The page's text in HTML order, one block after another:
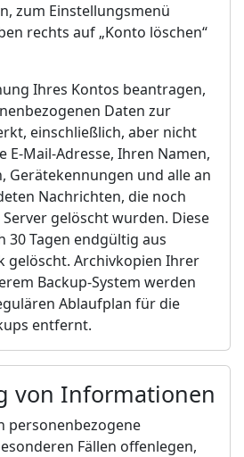
zum Einstellungsmenü
rechts auf „Konto löschen“
Ihres Kontos beantragen,
Daten zur
einschließlich, aber nicht
E-Mail-Adresse, Ihren Namen,
Gerätekennungen und alle an
Nachrichten, die noch
gelöscht wurden. Diese
30 Tagen endgültig aus
gelöscht. Archivkopien Ihrer
Backup-System werden
Ablaufplan für die
entfernt.
von Informationen
personenbezogene
Fällen offenlegen,